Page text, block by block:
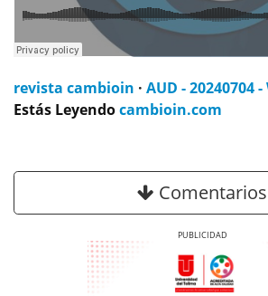
revista cambioin · AUD - 20240704 -
Estás Leyendocambioin.com
Comentarios